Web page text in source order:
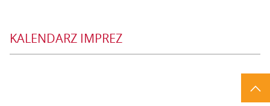
KALENDARZ IMPREZ